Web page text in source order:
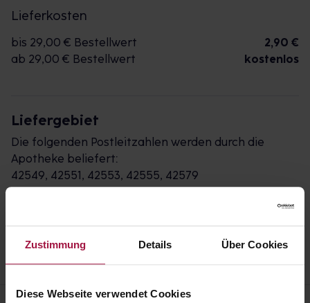
Zustimmung Details Über Cookies
Diese Webseite verwendet Cookies
Lieferkosten
bis 29,00 € Bestellwert
2,90 €
ab 29,00 € Bestellwert
kostenlos
Liefergebiet
Die folgenden Postleitzahlen werden durch die
Apotheke beliefert:
42549, 42551, 42553, 42555, 42579